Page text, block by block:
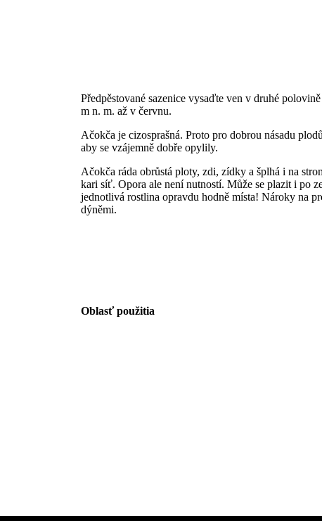
Předpěstované sazenice vysaďte ven v druhé
m n. m. až v červnu.
Ačokča je cizosprašná. Proto pro dobrou násadu
aby se vzájemně dobře opylily.
Ačokča ráda obrůstá ploty, zdi, zídky a šplhá i na
kari síť. Opora ale není nutností. Může se plazit i po
jednotlivá rostlina opravdu hodně místa! Nároky na
dýněmi.
Oblasť použitia